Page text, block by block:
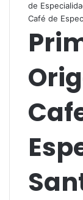
de
Café de